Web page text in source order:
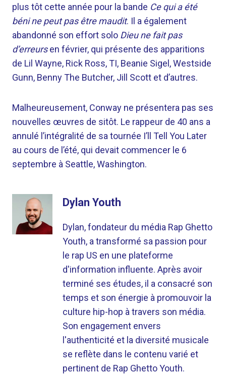
plus tôt cette année pour la bande Ce qui a été
béni ne peut pas être maudit. Il a également
abandonné son effort solo Dieu ne fait pas
d’erreursen février, qui présente des apparitions
de Lil Wayne, Rick Ross, TI, Beanie Sigel, Westside
Gunn, Benny The Butcher, Jill Scott et d’autres.
Malheureusement, Conway ne présentera pas ses
nouvelles œuvres de sitôt. Le rappeur de 40 ans a
annulé l’intégralité de sa tournée I’ll Tell You Later
au cours de l’été, qui devait commencer le 6
septembre à Seattle, Washington.
Dylan Youth
Dylan, fondateur du média Rap Ghetto
Youth, a transformé sa passion pour
le rap US en une plateforme
d'information influente. Après avoir
terminé ses études, il a consacré son
temps et son énergie à promouvoir la
culture hip-hop à travers son média.
Son engagement envers
l'authenticité et la diversité musicale
se reflète dans le contenu varié et
pertinent de Rap Ghetto Youth.